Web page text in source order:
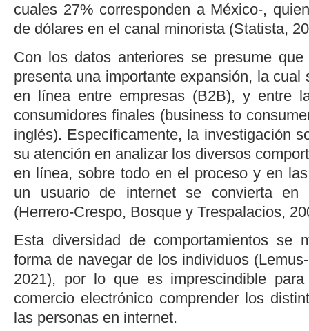
cuales 27% corresponden a México-,
de dólares en el canal minorista (Statista,
Con los datos anteriores se presume
presenta una importante expansión, la cual
en línea entre empresas (B2B), y entre
consumidores finales (business to
inglés). Específicamente, la investigación
su atención en analizar los diversos
en línea, sobre todo en el proceso y en
un usuario de internet se convierta en
(Herrero-Crespo, Bosque y Trespalacios,
Esta diversidad de comportamientos se
forma de navegar de los individuos (
2021), por lo que es imprescindible
comercio electrónico comprender los
las personas en internet.